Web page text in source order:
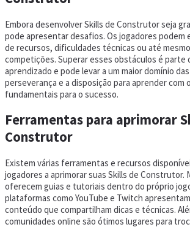
Embora desenvolver Skills de Construtor seja
pode apresentar desafios. Os jogadores
de recursos, dificuldades técnicas ou até
competições. Superar esses obstáculos é parte
aprendizado e pode levar a um maior domínio
perseverança e a disposição para aprender com
fundamentais para o sucesso.
Ferramentas para aprimorar
Construtor
Existem várias ferramentas e recursos
jogadores a aprimorar suas Skills de Construtor.
oferecem guias e tutoriais dentro do próprio
plataformas como YouTube e Twitch
conteúdo que compartilham dicas e técnicas.
comunidades online são ótimos lugares para